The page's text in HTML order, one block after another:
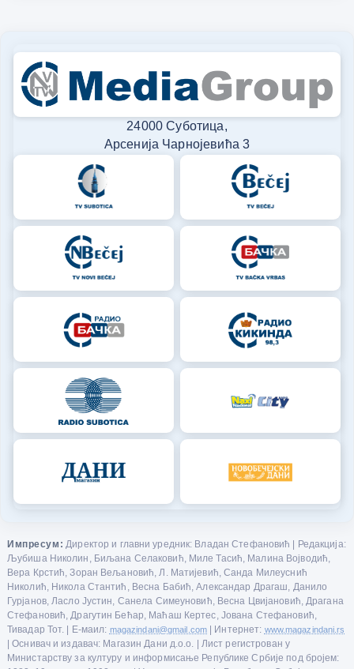
24000 Суботица,
Арсенија Чарнојевића 3
Импресум: Директор и главни уредник: Владан Стефановић | Редакција:
Љубиша Николин, Биљана Селаковић, Миле Тасић, Малина Војводић,
Вера Крстић, Зоран Вељановић, Л. Матијевић, Санда Милеуснић
Николић, Никола Стантић, Весна Бабић, Александар Драгаш, Данило
Гурјанов, Ласло Јустин, Санела Симеуновић, Весна Цвијановић, Драгана
Стефановић, Драгутин Бећар, Маћаш Кертес, Јована Стефановић,
Тивадар Тот. | Е-маил: magazindani@gmail.com | Интернет: www.magazindani.rs
| Оснивач и издавач: Магазин Дани д.о.о. | Лист регистрован у
Министарству за културу и информисање Републике Србије под бројем: